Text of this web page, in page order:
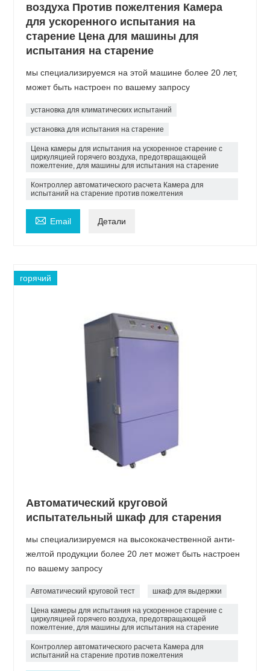
воздуха Против пожелтения Камера
для ускоренного испытания на
старение Цена для машины для
испытания на старение
мы специализируемся на этой машине более 20 лет,
может быть настроен по вашему запросу
установка для климатических испытаний
установка для испытания на старение
Цена камеры для испытания на ускоренное старение с
циркуляцией горячего воздуха, предотвращающей
пожелтение, для машины для испытания на старение
Контроллер автоматического расчета Камера для
испытаний на старение против пожелтения
 Email Детали
горячий
Автоматический круговой
испытательный шкаф для старения
мы специализируемся на высококачественной анти-
желтой продукции более 20 лет может быть настроен
по вашему запросу
Автоматический круговой тест шкаф для выдержки
Цена камеры для испытания на ускоренное старение с
циркуляцией горячего воздуха, предотвращающей
пожелтение, для машины для испытания на старение
Контроллер автоматического расчета Камера для
испытаний на старение против пожелтения